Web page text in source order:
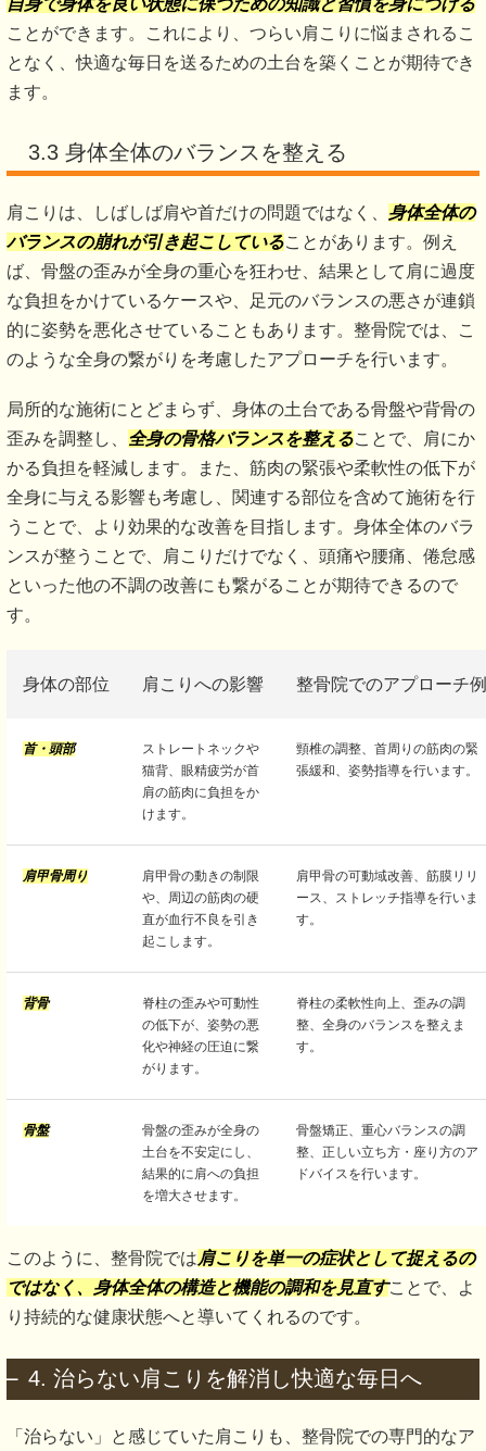
ことができます。これにより、つらい肩こりに悩まされるこ
となく、快適な毎日を送るための土台を築くことが期待でき
ます。
3.3 身体全体のバランスを整える
肩こりは、しばしば肩や首だけの問題ではなく、 身体全体の
バランスの崩れが引き起こしていることがあります。例え
ば、骨盤の歪みが全身の重心を狂わせ、結果として肩に過度
な負担をかけているケースや、足元のバランスの悪さが連鎖
的に姿勢を悪化させていることもあります。整骨院では、こ
のような全身の繋がりを考慮したアプローチを行います。
局所的な施術にとどまらず、身体の土台である骨盤や背骨の
歪みを調整し、 全身の骨格バランスを整えることで、肩にか
かる負担を軽減します。また、筋肉の緊張や柔軟性の低下が
全身に与える影響も考慮し、関連する部位を含めて施術を行
うことで、より効果的な改善を目指します。身体全体のバラ
ンスが整うことで、肩こりだけでなく、頭痛や腰痛、倦怠感
といった他の不調の改善にも繋がることが期待できるので
す。
身体の部位 肩こりへの影響 整骨院でのアプローチ例
首・頭部
ストレートネックや
猫背、眼精疲労が首
肩の筋肉に負担をか
けます。
頸椎の調整、首周りの筋肉の緊
張緩和、姿勢指導を行います。
肩甲骨周り
肩甲骨の動きの制限
や、周辺の筋肉の硬
直が血行不良を引き
起こします。
肩甲骨の可動域改善、筋膜リリ
ース、ストレッチ指導を行いま
す。
背骨
脊柱の歪みや可動性
の低下が、姿勢の悪
化や神経の圧迫に繋
がります。
脊柱の柔軟性向上、歪みの調
整、全身のバランスを整えま
す。
骨盤
骨盤の歪みが全身の
土台を不安定にし、
結果的に肩への負担
を増大させます。
骨盤矯正、重心バランスの調
整、正しい立ち方・座り方のア
ドバイスを行います。
このように、整骨院では肩こりを単一の症状として捉えるの
ではなく、身体全体の構造と機能の調和を見直すことで、よ
り持続的な健康状態へと導いてくれるのです。
4. 治らない肩こりを解消し快適な毎日へ
「治らない」と感じていた肩こりも、整骨院での専門的なア